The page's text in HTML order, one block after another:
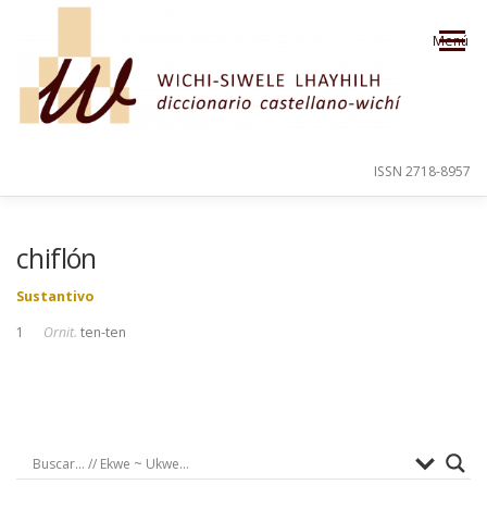
Saltar al contenido
Menú
ISSN 2718-8957
chiflón
Sustantivo
1 Ornit. ten-ten